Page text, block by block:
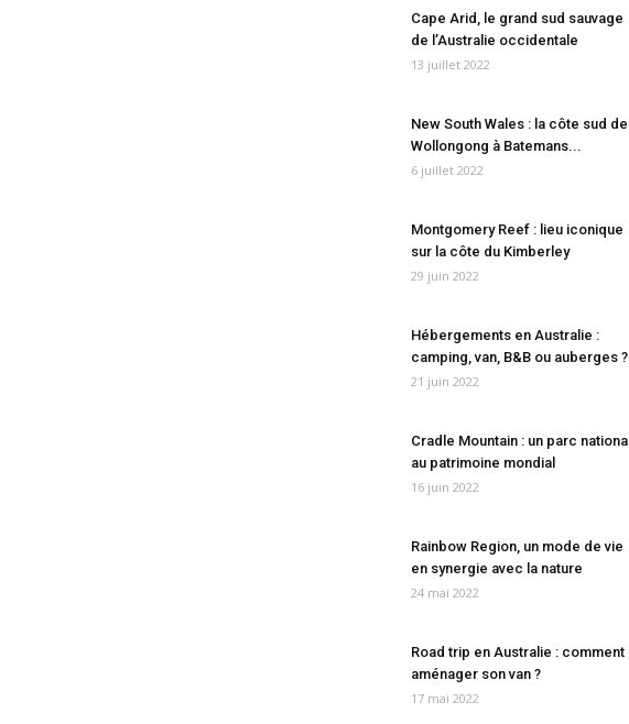
Cape Arid, le grand sud sauvage
de l’Australie occidentale
13 juillet 2022
New South Wales : la côte sud de
Wollongong à Batemans...
6 juillet 2022
Montgomery Reef : lieu iconique
sur la côte du Kimberley
29 juin 2022
Hébergements en Australie :
camping, van, B&B ou auberges ?
21 juin 2022
Cradle Mountain : un parc national
au patrimoine mondial
16 juin 2022
Rainbow Region, un mode de vie
en synergie avec la nature
24 mai 2022
Road trip en Australie : comment
aménager son van ?
17 mai 2022